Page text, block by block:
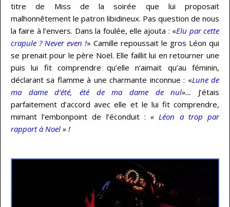
titre de Miss de la soirée que lui proposait
malhonnêtement le patron libidineux. Pas question de nous
la faire à l’envers. Dans la foulée, elle ajouta : «Elu par cette
crapule ? Never even !» Camille repoussait le gros Léon qui
se prenait pour le père Noël. Elle faillit lui en retourner une
puis lui fit comprendre qu’elle n’aimait qu’au féminin,
déclarant sa flamme à une charmante inconnue : «Lune de
ma dame d’été, été de ma dame de nul»… J’étais
parfaitement d’accord avec elle et le lui fit comprendre,
mimant l’embonpoint de l’éconduit :« Léon a trop par
rapport à Noel » !